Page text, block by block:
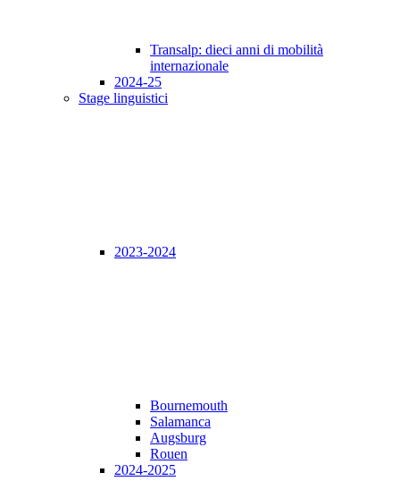
Transalp: dieci anni di mobilità
internazionale
2024-25
Stage linguistici
2023-2024
Bournemouth
Salamanca
Augsburg
Rouen
2024-2025